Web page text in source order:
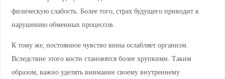
физическую слабость. Более того, страх будущего приводит к
нарушению обменных процессов.
К тому же, постоянное чувство вины ослабляет организм.
Вследствие этого кости становятся более хрупкими. Таким
образом, важно уделять внимание своему внутреннему